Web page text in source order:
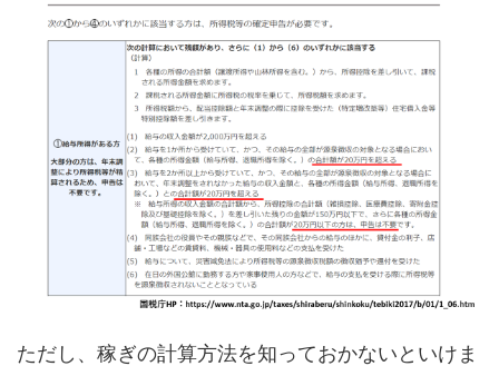
ただし、稼ぎの計算方法を知っておかないといけま